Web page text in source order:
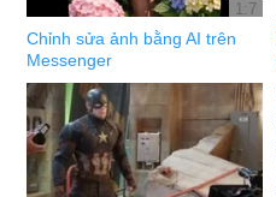
1:7
Chỉnh sửa ảnh bằng AI trên
Messenger